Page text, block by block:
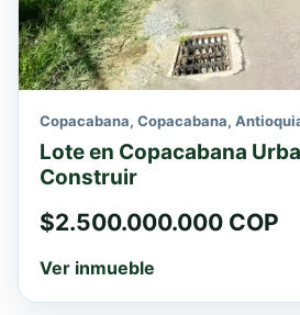
Copacabana, Copacabana,
Lote en Copacabana
Construir
$2.500.000.000 COP
Ver inmueble